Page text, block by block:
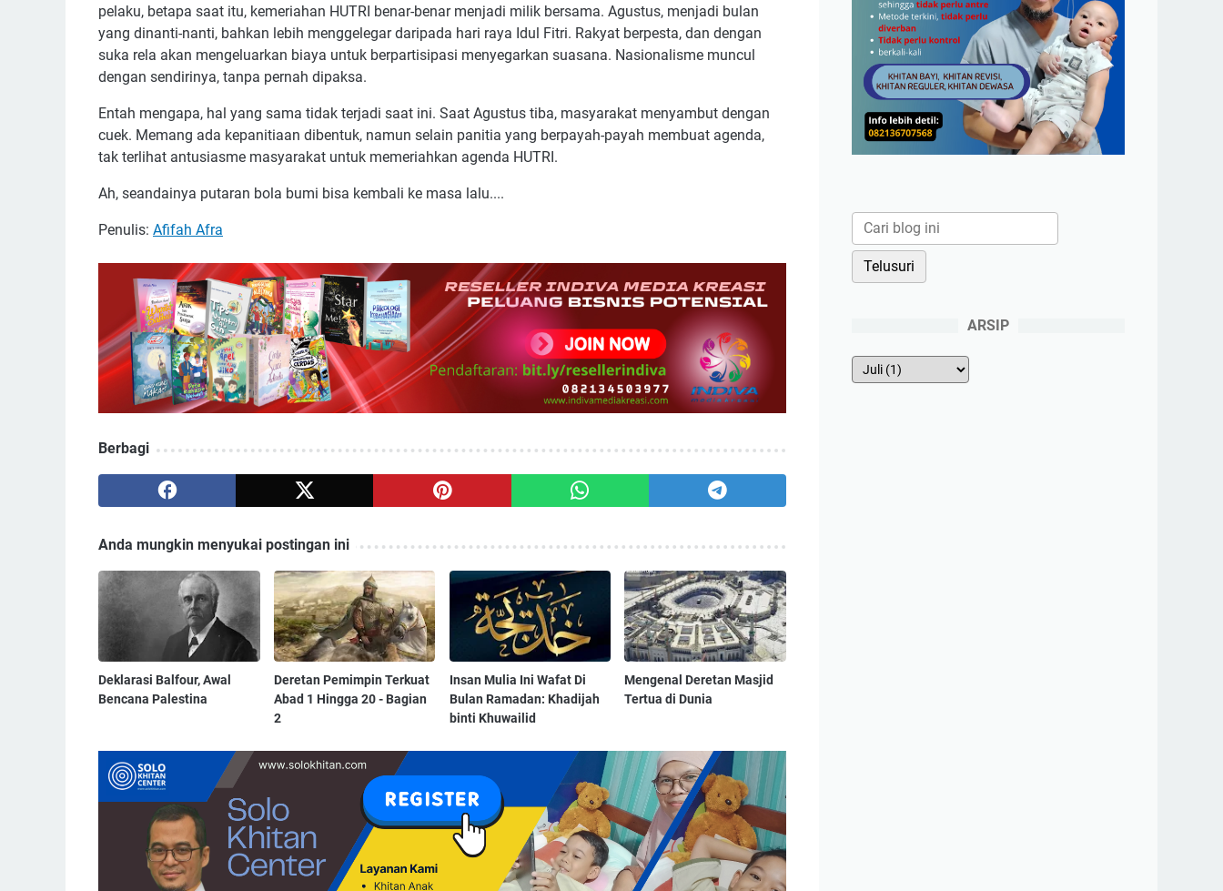
pelaku, betapa saat itu, kemeriahan HUTRI benar-benar menjadi milik bersama. Agustus, menjadi bulan
yang dinanti-nanti, bahkan lebih menggelegar daripada hari raya Idul Fitri. Rakyat berpesta, dan dengan
suka rela akan mengeluarkan biaya untuk berpartisipasi menyegarkan suasana. Nasionalisme muncul
dengan sendirinya, tanpa pernah dipaksa.
Entah mengapa, hal yang sama tidak terjadi saat ini. Saat Agustus tiba, masyarakat menyambut dengan
cuek. Memang ada kepanitiaan dibentuk, namun selain panitia yang berpayah-payah membuat agenda,
tak terlihat antusiasme masyarakat untuk memeriahkan agenda HUTRI.
Ah, seandainya putaran bola bumi bisa kembali ke masa lalu....
Penulis: Afifah Afra
Berbagi
Anda mungkin menyukai postingan ini
Deklarasi Balfour, Awal
Bencana Palestina
Deretan Pemimpin Terkuat
Abad 1 Hingga 20 - Bagian
2
Insan Mulia Ini Wafat Di
Bulan Ramadan: Khadijah
binti Khuwailid
Mengenal Deretan Masjid
Tertua di Dunia
ARSIP